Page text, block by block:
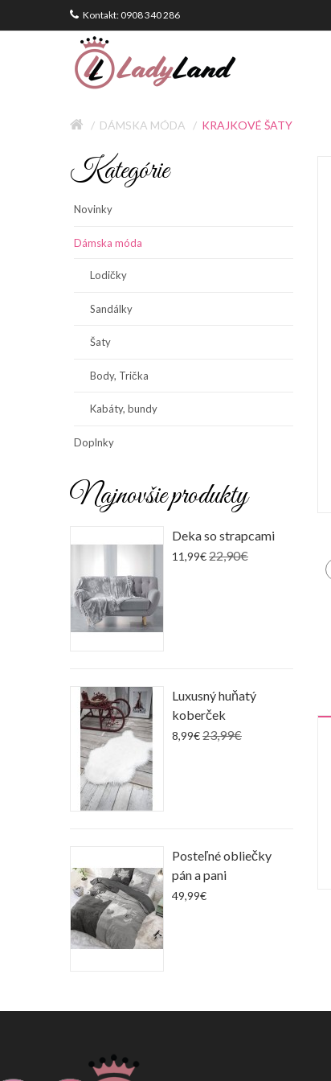
Kontakt: 0908 340 286
DÁMSKA MÓDA KRAJKOVÉ ŠATY
Kategórie
Novinky
Dámska móda
Lodičky
Sandálky
Šaty
Body, Trička
Kabáty, bundy
Doplnky
Najnovšie produkty
Deka so strapcami
11,99€22,90€
Luxusný huňatý
koberček
8,99€23,99€
Posteľné obliečky
pán a pani
49,99€